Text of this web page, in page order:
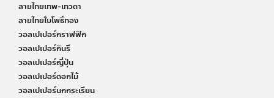
ลายไทยเทพ-เทวดา
ลายไทยใบโพธิ์ทอง
วอลเปเปอร์กราฟฟิก
วอลเปเปอร์กินรี
วอลเปเปอร์ญี่ปุ่น
วอลเปเปอร์ดอกไม้
วอลเปเปอร์นกกระเรียน